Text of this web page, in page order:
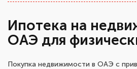
Ипотека на
ОАЭ для
Покупка недвижимости в ОАЭ с